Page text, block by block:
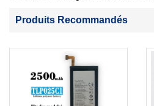
Produits Recommandés